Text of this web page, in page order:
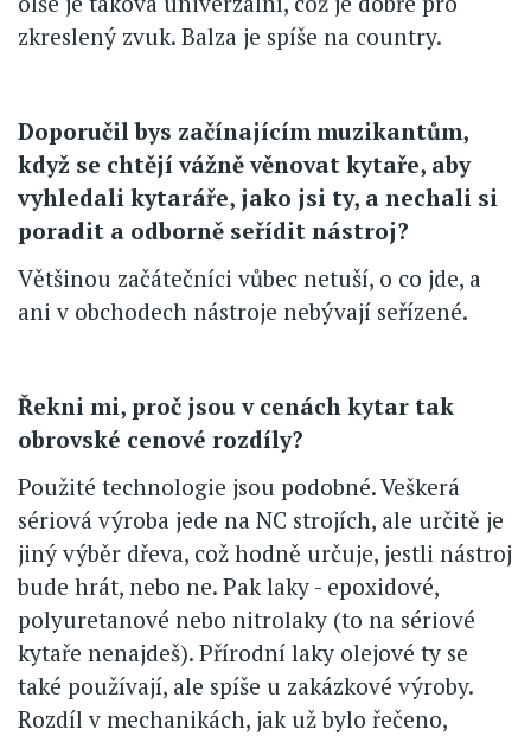
zkreslený zvuk. Balza je spíše na country.
Doporučil bys začínajícím muzikantům,
když se chtějí vážně věnovat kytaře, aby
vyhledali kytaráře, jako jsi ty, a nechali si
poradit a odborně seřídit nástroj?
Většinou začátečníci vůbec netuší, o co jde, a
ani v obchodech nástroje nebývají seřízené.
Řekni mi, proč jsou v cenách kytar tak
obrovské cenové rozdíly?
Použité technologie jsou podobné. Veškerá
sériová výroba jede na NC strojích, ale určitě je
jiný výběr dřeva, což hodně určuje, jestli nástroj
bude hrát, nebo ne. Pak laky - epoxidové,
polyuretanové nebo nitrolaky (to na sériové
kytaře nenajdeš). Přírodní laky olejové ty se
také používají, ale spíše u zakázkové výroby.
Rozdíl v mechanikách, jak už bylo řečeno,